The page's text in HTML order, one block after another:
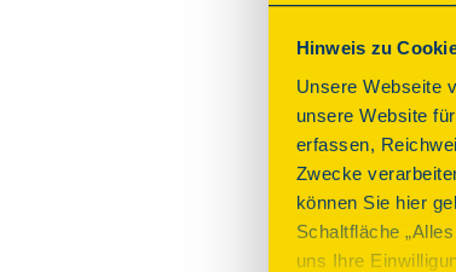
Hinweis zu
Unsere Webseite
unsere Website
erfassen,
Zwecke
können Sie hier
Schaltfläche
uns Ihre